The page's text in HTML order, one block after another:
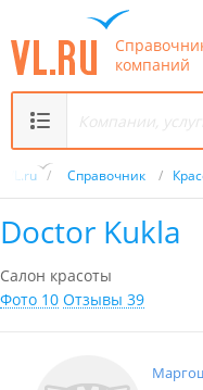
компаний
VL.ru / Справочник /
Doctor Kukla
Салон красоты
Фото 10 Отзывы 39